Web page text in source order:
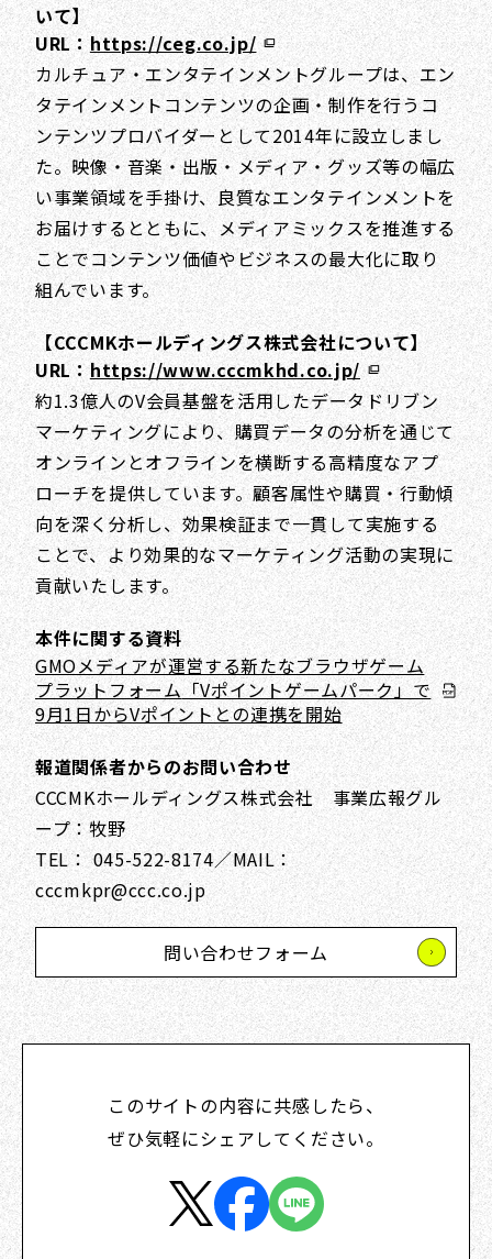
いて】
URL：https://ceg.co.jp/
カルチュア・エンタテインメントグループは、エン
タテインメントコンテンツの企画・制作を行うコ
ンテンツプロバイダーとして2014年に設立しまし
た。映像・音楽・出版・メディア・グッズ等の幅広
い事業領域を手掛け、良質なエンタテインメントを
お届けするとともに、メディアミックスを推進する
ことでコンテンツ価値やビジネスの最大化に取り
組んでいます。
【CCCMKホールディングス株式会社について】
URL：https://www.cccmkhd.co.jp/
約1.3億人のV会員基盤を活用したデータドリブン
マーケティングにより、購買データの分析を通じて
オンラインとオフラインを横断する高精度なアプ
ローチを提供しています。顧客属性や購買・行動傾
向を深く分析し、効果検証まで一貫して実施する
ことで、より効果的なマーケティング活動の実現に
貢献いたします。
本件に関する資料
GMOメディアが運営する新たなブラウザゲーム
プラットフォーム「Vポイントゲームパーク」で
9月1日からVポイントとの連携を開始
報道関係者からのお問い合わせ
CCCMKホールディングス株式会社 事業広報グル
ープ：牧野
TEL： 045-522-8174／MAIL：
cccmkpr@ccc.co.jp
問い合わせフォーム
このサイトの内容に共感したら、
ぜひ気軽にシェアしてください。